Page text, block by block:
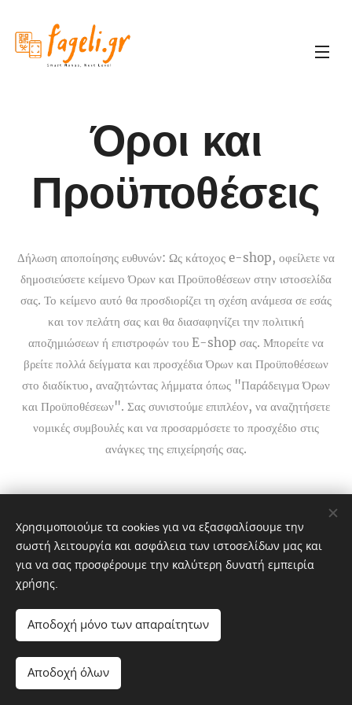
Όροι και
Προϋποθέσεις
Δήλωση αποποίησης ευθυνών: Ως κάτοχος e-shop, οφείλετε να
δημοσιεύσετε κείμενο Όρων και Προϋποθέσεων στην ιστοσελίδα
σας. Το κείμενο αυτό θα προσδιορίζει τη σχέση ανάμεσα σε εσάς
και τον πελάτη σας και θα διασαφηνίζει την πολιτική
αποζημιώσεων ή επιστροφών του E-shop σας. Μπορείτε να
βρείτε πολλά δείγματα και προσχέδια Όρων και Προϋποθέσεων
στο διαδίκτυο, αναζητώντας λήμματα όπως "Παράδειγμα Όρων
και Προϋποθέσεων". Σας συνιστούμε επιπλέον, να αναζητήσετε
νομικές συμβουλές και να προσαρμόσετε το προσχέδιο στις
ανάγκες της επιχείρησής σας.
This website is owned by:
fageli.gr@gmail.com
Χρησιμοποιούμε τα cookies για να εξασφαλίσουμε την
σωστή λειτουργία και ασφάλεια των ιστοσελίδων μας και
για να σας προσφέρουμε την καλύτερη δυνατή εμπειρία
χρήσης.
Αποδοχή μόνο των απαραίτητων
Αποδοχή όλων